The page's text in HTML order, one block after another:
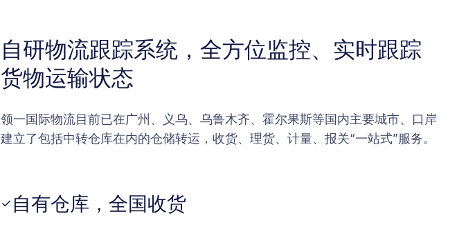
自研物流跟踪系统，全方位监控、实时跟踪
货物运输状态
领一国际物流目前已在广州、义乌、乌鲁木齐、霍尔果斯等国内主要城市、口岸
建立了包括中转仓库在内的仓储转运，收货、理货、计量、报关“一站式”服务。
✓ 自有仓库，全国收货